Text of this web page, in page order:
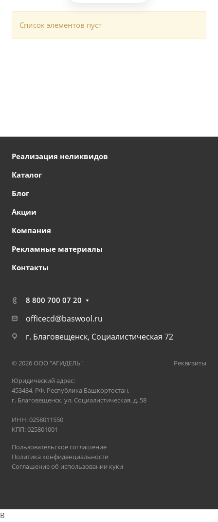
Список элементов пуст
Реализация неликвидов
Каталог
Блог
Акции
Компания
Рекламные материалы
Контакты
8 800 700 07 20
officecd@baswool.ru
г. Благовещенск, Социалистическая 72
© 2026 ООО "АГИДЕЛЬ"
Реквизиты
Юридический адрес:
453434, РФ, Республика Башкортостан,
г. Благовещенск, ул. Социалистическая, д. 58
ИНН: 0258011550
КПП: 025801001
Пользовательское соглашение
Политика конфиденциальности
Соглашение об использовании куки
B